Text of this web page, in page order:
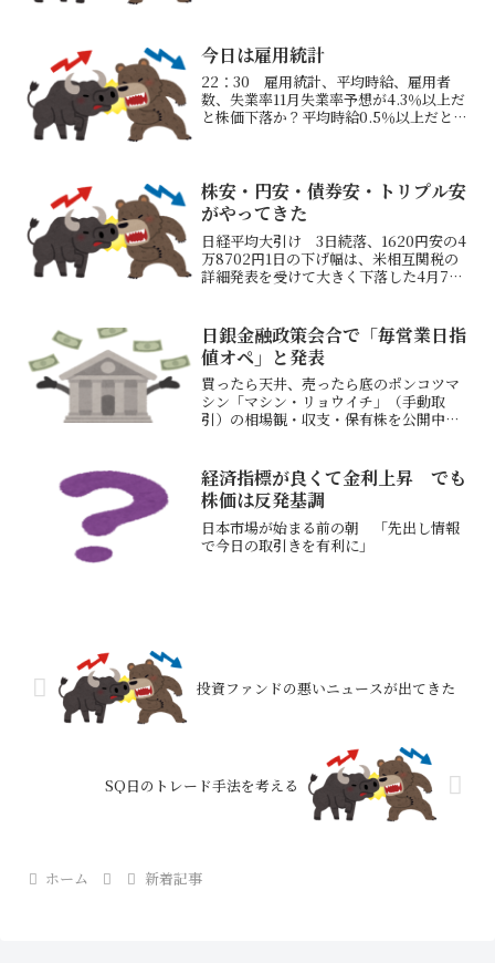
今日は雇用統計
22：30 雇用統計、平均時給、雇用者
数、失業率11月失業率予想が4.3％以上だ
と株価下落か？平均時給0.5％以上だと金
価額詳...
株安・円安・債券安・トリプル安
がやってきた
日経平均大引け 3日続落、1620円安の4
万8702円1日の下げ幅は、米相互関税の
詳細発表を受けて大きく下落した4月7日
いるタイミングで日本国債利回りが上昇
し、為替...
日銀金融政策会合で「毎営業日指
値オペ」と発表
買ったら天井、売ったら底のポンコツマ
シン「マシン・リョウイチ」（手動取
引）の相場観・収支・保有株を公開中！
経済指標が良くて金利上昇 でも
株価は反発基調
日本市場が始まる前の朝 「先出し情報
で今日の取引きを有利に」
投資ファンドの悪いニュースが出てきた
SQ日のトレード手法を考える
ホーム 新着記事